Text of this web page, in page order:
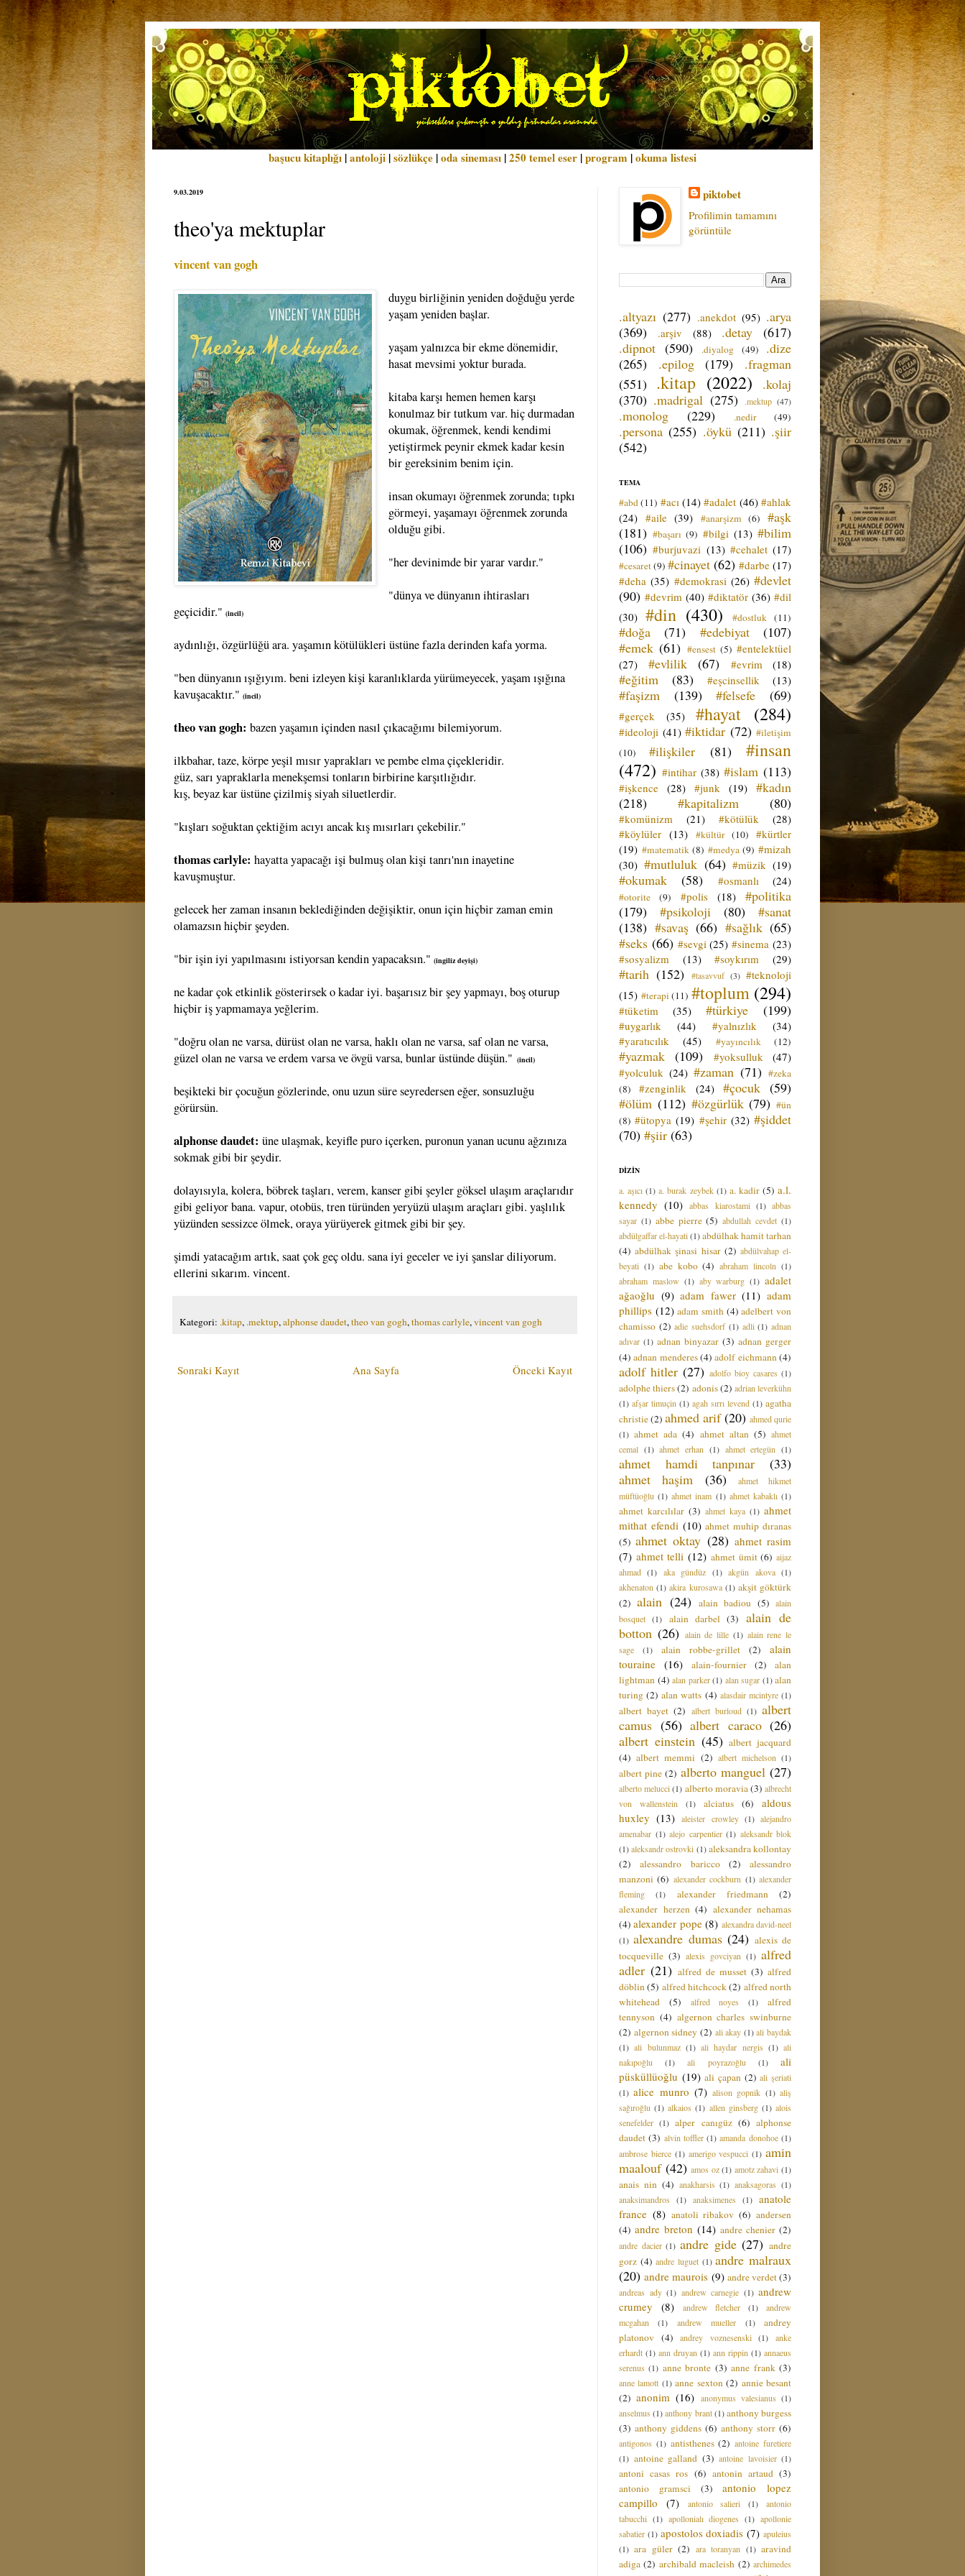
başucu kitaplığı |antoloji |sözlükçe |oda sineması |250 temel eser |program |okuma listesi
9.03.2019
theo'ya mektuplar
vincent van gogh
duygu birliğinin yeniden doğduğu yerde
yaşam yeniden başlar.
yaşam yalnızca bir ekme dönemidir,
hasat mevsimi yoktur burada.
kitaba karşı hemen hemen karşı
konulmaz bir tutkum var. hiç durmadan
okumak, öğrenmek, kendi kendimi
yetiştirmek peynir ekmek kadar kesin
bir gereksinim benim için.
insan okumayı öğrenmek zorunda; tıpkı
görmeyi, yaşamayı öğrenmek zorunda
olduğu gibi.
"her devinimde bir yarar vardır."
"dünya ve dünyanın ihtirasları
geçicidir." (incil)
aydınlığı, özgürlüğü ara. yaşamın kötülükleri üstüne fazla derinden kafa yorma.
"ben dünyanın ışığıyım. beni izleyen kişi karanlıklarda yürümeyecek, yaşam ışığına
kavuşacaktır." (incil)
theo van gogh: bazen yaşamın içinden nasıl çıkacağımı bilemiyorum.
ilkbahar, taze, körpe yeşil mısır yaprakları ve pembe elma çiçekleridir.
güz, sarı yapraklarla menekşemsi tonların birbirine karşıtlığıdır.
kış, beyaz kar üstüne çizilmiş siyah siluetlerdir.
"kışları soğuktan çektiğim acıyı ancak kış mısırları çekebilir."
thomas carlyle: hayatta yapacağı işi bulmuş olan kişi tanrı'nın inayetine
kavuşmuştur.
gelecek her zaman insanın beklediğinden değişiktir, onun için hiçbir zaman emin
olamazsın hiçbir şeyden.
"bir işin iyi yapılmasını istiyorsan kendin yapacaksın." (ingiliz deyişi)
ne kadar çok etkinlik gösterirsek o kadar iyi. başarısız bir şey yapmayı, boş oturup
hiçbir iş yapmamaya yeğlerim.
"doğru olan ne varsa, dürüst olan ne varsa, haklı olan ne varsa, saf olan ne varsa,
güzel olan ne varsa ve erdem varsa ve övgü varsa, bunlar üstünde düşün." (incil)
beşikteki bir çocuğun gözlerinde, onu uzun süre seyredersen eğer, sonsuzluğu
görürsün.
alphonse daudet: üne ulaşmak, keyifle puro içerken, puronun yanan ucunu ağzınıza
sokmak gibi bir şeydir.
dolayısıyla, kolera, böbrek taşları, verem, kanser gibi şeyler göksel ulaşım araçlarıdır
gibi geliyor bana. vapur, otobüs, tren türünden yeryüzü ulaşım araçları gibi. yaşlılık
yüzünden sessizce ölmek, oraya yürüyerek gitmek gibi bir şey.
şimdi yatacağım artık, saat çok geç oldu. sana iyi geceler ve iyi şanslar diliyorum.
ellerini sıkarım. vincent.
Kategori: .kitap, .mektup,alphonse daudet,theo van gogh,thomas carlyle,vincent van gogh
Sonraki Kayıt Önceki Kayıt
Ana Sayfa
piktobet
Profilimin tamamını
görüntüle
.altyazı (277) .anekdot (95) .arya
(369)
.arşiv (88) .detay
(617)
.dipnot (590) .diyalog (49)
.dize
(265)
.epilog (179)
.fragman
(551) .kitap (2022)
.kolaj
(370) .madrigal (275) .mektup (47)
.monolog (229) .nedir (49)
.persona (255) .öykü (211) .şiir
(542)
TEMA
#abd (11) #acı (14) #adalet (46) #ahlak
(24) #aile (39) #anarşizm (6)
#aşk
(181) #başarı (9) #bilgi (13) #bilim
(106) #burjuvazi (13) #cehalet (17)
#cesaret(9) #cinayet (62) #darbe (17)
#deha (35) #demokrasi (26) #devlet
(90) #devrim (40) #diktatör (36) #dil
(30) #din (430) #dostluk (11)
#doğa (71) #edebiyat
(107)
#emek (61) #ensest (5) #entelektüel
(27)
#evlilik (67) #evrim (18)
#eğitim (83) #eşcinsellik (13)
#faşizm (139) #felsefe (69)
#gerçek (35) #hayat (284)
#ideoloji (41) #iktidar (72) #iletişim
(10)
#ilişkiler (81)
#insan
(472) #intihar (38) #islam (113)
#işkence (28) #junk (19) #kadın
(218)
#kapitalizm (80)
#komünizm (21) #kötülük
(28)
#köylüler (13) #kültür (10)
#kürtler
(19) #matematik (8) #medya (9) #mizah
(30) #mutluluk (64) #müzik (19)
#okumak (58) #osmanlı (24)
#otorite (9) #polis (18)
#politika
(179)
#psikoloji (80)
#sanat
(138) #savaş (66) #sağlık (65)
#seks (66) #sevgi (25) #sinema (23)
#sosyalizm
(13) #soykırım (29)
#tarih (152) #tasavvuf (3) #teknoloji
(15) #terapi (11) #toplum (294)
#tüketim (35) #türkiye (199)
#uygarlık (44) #yalnızlık
(34)
#yaratıcılık
(45) #yayıncılık (12)
#yazmak (109) #yoksulluk
(47)
#yolculuk (24) #zaman (71) #zeka
(8)
#zenginlik (24) #çocuk (59)
#ölüm (112) #özgürlük (79) #ün
(8) #ütopya (19) #şehir (32) #şiddet
(70) #şiir (63)
DİZİN
a. aşıcı (1) a. burak zeybek (1) a. kadir (5) a.l.
kennedy (10) abbas kiarostami (1) abbas
sayar (1) abbe pierre (5) abdullah cevdet (1)
abdülgaffar el-hayati(1)abdülhak hamit tarhan
(4) abdülhak şinasi hisar (2) abdülvahap el-
beyati (1) abe kobo (4) abraham lincoln (1)
abraham maslow (1) aby warburg (1) adalet
ağaoğlu (9) adam fawer (11) adam
phillips (12) adam smith (4) adelbert von
chamisso (2) adie suehsdorf (1) adli (1) adnan
adıvar (1) adnan binyazar (3) adnan gerger
(4) adnan menderes(4) adolf eichmann (4)
adolf hitler (27) adolfo bioy casares (1)
adolphe thiers(2) adonis(2) adrian leverkühn
(1) afşar timuçin (1) agah sırrı levend (1) agatha
christie(2) ahmed arif (20) ahmed qurie
(1) ahmet ada (4) ahmet altan (5) ahmet
cemal (1) ahmet erhan (1) ahmet ertegün (1)
ahmet hamdi tanpınar
(33)
ahmet haşim
(36)
ahmet hikmet
müftüoğlu (1) ahmet inam (1) ahmet kabaklı (1)
ahmet karcılılar (3) ahmet kaya (1) ahmet
mithat efendi (10) ahmet muhip dıranas
(5) ahmet oktay (28) ahmet rasim
(7) ahmet telli (12) ahmet ümit (6) aijaz
ahmad (1) aka gündüz (1) akgün akova (1)
akhenaton (1) akira kurosawa (1) akşit göktürk
(2) alain (24) alain badiou (5) alain
bosquet (1) alain darbel (3)
alain de
botton (26) alain de lille (1) alain rene le
sage
(1) alain robbe-grillet (2)
alain
touraine (16) alain-fournier (2)
alan
lightman (4) alan parker (1) alan sugar (1) alan
turing (2) alan watts (4) alasdair mcintyre (1)
albert bayet (2) albert burloud (1) albert
camus (56) albert caraco (26)
albert einstein (45) albert jacquard
(4) albert memmi (2) albert michelson (1)
albert pine (2) alberto manguel (27)
alberto melucci (1) alberto moravia (3) albrecht
von wallenstein
(1) alciatus (6)
aldous
huxley (13) aleister crowley (1) alejandro
amenabar (1) alejo carpentier (1) aleksandr blok
(1) aleksandr ostrovki (1) aleksandra kollontay
(2)
alessandro baricco (2)
alessandro
manzoni (6) alexander cockburn (1) alexander
fleming
(1) alexander friedmann
(2)
alexander herzen (4) alexander nehamas
(4) alexander pope (8) alexandra david-neel
(1) alexandre dumas (24) alexis de
tocqueville (3) alexis govciyan (1) alfred
adler (21) alfred de musset (3) alfred
döblin (5) alfred hitchcock(2) alfred north
whitehead
(5) alfred noyes (1)
alfred
tennyson (4) algernon charles swinburne
(2) algernon sidney (2) ali akay (1) ali baydak
(1) ali bulunmaz (1) ali haydar nergis (1) ali
nakıpoğlu
(1) ali poyrazoğlu (1)
ali
püsküllüoğlu (19) ali çapan (2) ali şeriati
(1) alice munro (7) alison gopnik (1) aliş
sağıroğlu (1) alkaios (1) allen ginsberg (1) alois
senefelder (1) alper canıgüz (6) alphonse
daudet (3) alvin toffler (1) amanda donohoe (1)
ambrose bierce (1) amerigo vespucci (1) amin
maalouf (42) amos oz (1) amotz zahavi (1)
anais nin (4) anakharsis (1) anaksagoras (1)
anaksimandros
(1) anaksimenes (1) anatole
france (8) anatoli ribakov (6) andersen
(4) andre breton (14) andre chenier (2)
andre dacier (1) andre gide (27) andre
gorz (4) andre luguet (1) andre malraux
(20) andre maurois (9) andre verdet(3)
andreas ady (1) andrew carnegie (1) andrew
crumey
(8) andrew fletcher (1)
andrew
mcgahan
(1) andrew mueller (1)
andrey
platonov (4) andrey voznesenski (1)
anke
erhardt (1) ann druyan (1) ann rippin (1) annaeus
serenus (1) anne bronte (3) anne frank (3)
anne lamott (1) anne sexton (2) annie besant
(2) anonim (16) anonymus valesianus (1)
anselmus (1) anthony brant (1) anthony burgess
(3) anthony giddens (6) anthony storr (6)
antigonos (1) antisthenes (2) antoine furetiere
(1) antoine galland (3) antoine lavoisier (1)
antoni casas ros (6) antonin artaud (3)
antonio gramsci
(3)
antonio lopez
campillo
(7) antonio salieri (1)
antonio
tabucchi (1) apollonialı diogenes (1) apollonie
sabatier (1) apostolos doxiadis (7) apuleius
(1) ara güler (2) ara toranyan (1) aravind
adiga (2) archibald macleish (2) archimedes